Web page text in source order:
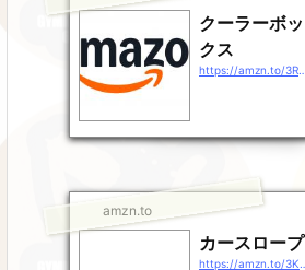
クーラーボッ
クス
amzn.to
カースロープ